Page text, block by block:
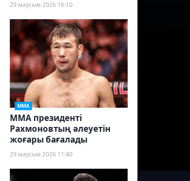
29 маусым 2026 16:10
ММА
ММА президенті
Рахмоновтың әлеуетін
жоғары бағалады
29 маусым 2026 11:40